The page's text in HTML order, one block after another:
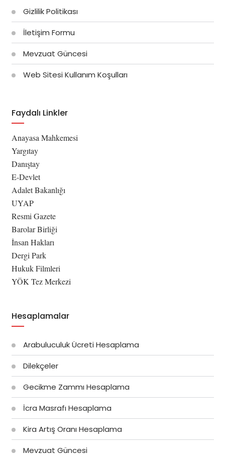
Gizlilik Politikası
İletişim Formu
Mevzuat Güncesi
Web Sitesi Kullanım Koşulları
Faydalı Linkler
Anayasa Mahkemesi
Yargıtay
Danıştay
E-Devlet
Adalet Bakanlığı
UYAP
Resmi Gazete
Barolar Birliği
İnsan Hakları
Dergi Park
Hukuk Filmleri
YÖK Tez Merkezi
Hesaplamalar
Arabuluculuk Ücreti Hesaplama
Dilekçeler
Gecikme Zammı Hesaplama
İcra Masrafı Hesaplama
Kira Artış Oranı Hesaplama
Mevzuat Güncesi